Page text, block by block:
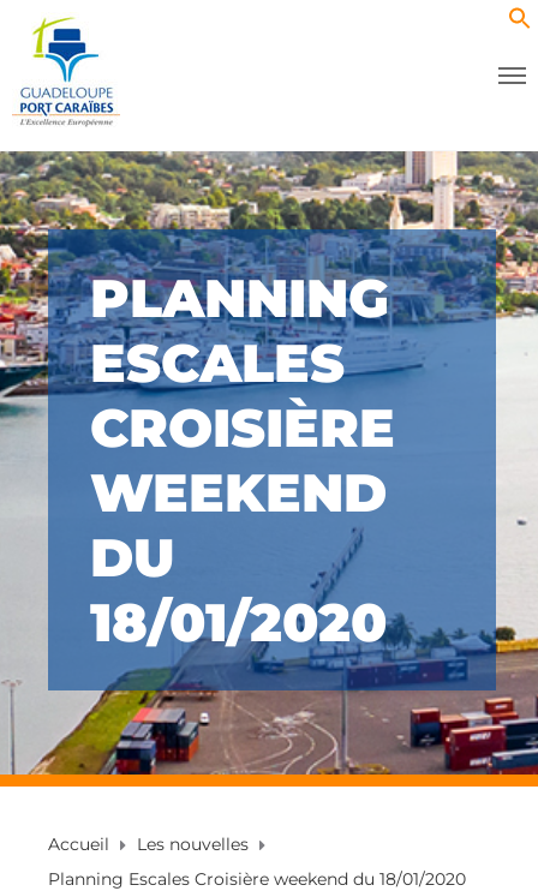
PLANNING
ESCALES
CROISIÈRE
WEEKEND
DU
18/01/2020
Accueil
Les nouvelles
Planning Escales Croisière weekend du 18/01/2020